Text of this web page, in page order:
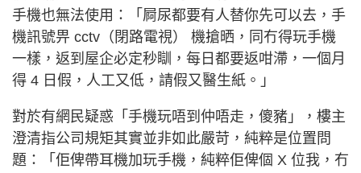
手機也無法使用：「屙尿都要有人替你先可以去，手
機訊號畀 cctv（閉路電視） 機搶晒，同冇得玩手機
一樣，返到屋企必定秒瞓，每日都要返咁滯，一個月
得 4 日假，人工又低，請假又醫生紙。」
對於有網民疑惑「手機玩唔到仲唔走，傻豬」，樓主
澄清指公司規矩其實並非如此嚴苛，純粹是位置問
題：「佢俾帶耳機加玩手機，純粹佢俾個 X 位我，冇